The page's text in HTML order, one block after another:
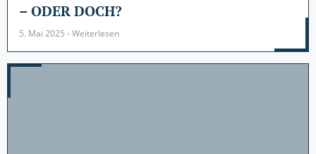
– ODER DOCH?
5. Mai 2025 - Weiterlesen